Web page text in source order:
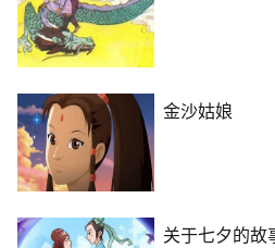
金沙姑娘
关于七夕的故